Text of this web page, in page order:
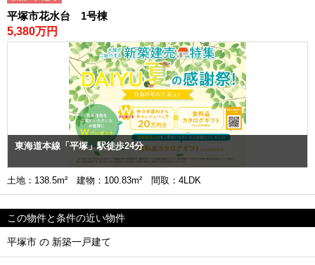
平塚市花水台 1号棟
5,380万円
東海道本線「平塚」駅徒歩24分
土地：138.5m² 建物：100.83m² 間取：4LDK
この物件と条件の近い物件
平塚市 の 新築一戸建て